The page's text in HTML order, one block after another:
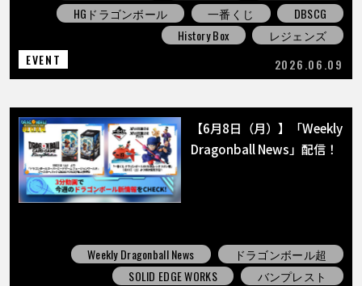
HGドラゴンボール
一番くじ
DBSCG
History Box
レジェンズ
EVENT
2026.06.09
【6月8日（月）】「Weekly
Dragonball News」配信！
Weekly Dragonball News
ドラゴンボール超
SOLID EDGE WORKS
バンプレスト